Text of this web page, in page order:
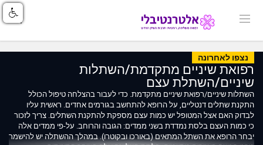
נצפו לאחרונה
רפואת שיניים מתקדמת/השתלות
שיניים/השתלת עצם
השתלות שיניים/רפואת שיניים מתקדמת. כדי לעבור בהצלחה טיפול הכולל
התקנת שתלים דנטליים, על הרופא להתחשב בגורמים אחדים. ראשית עליו
לבדוק האם אצל המטופל יש כמות עצם מספקת להתקנת השתלים. צריך לזכור
כי כמות העצם בלסת נמדדת בשני ממדים: הגובה והרוחב. על-פי ממדים אלה
יבחר הרופא את השתל המתאים (באורכו ובקוטרו). במהלך ההשתלה יש להישמר